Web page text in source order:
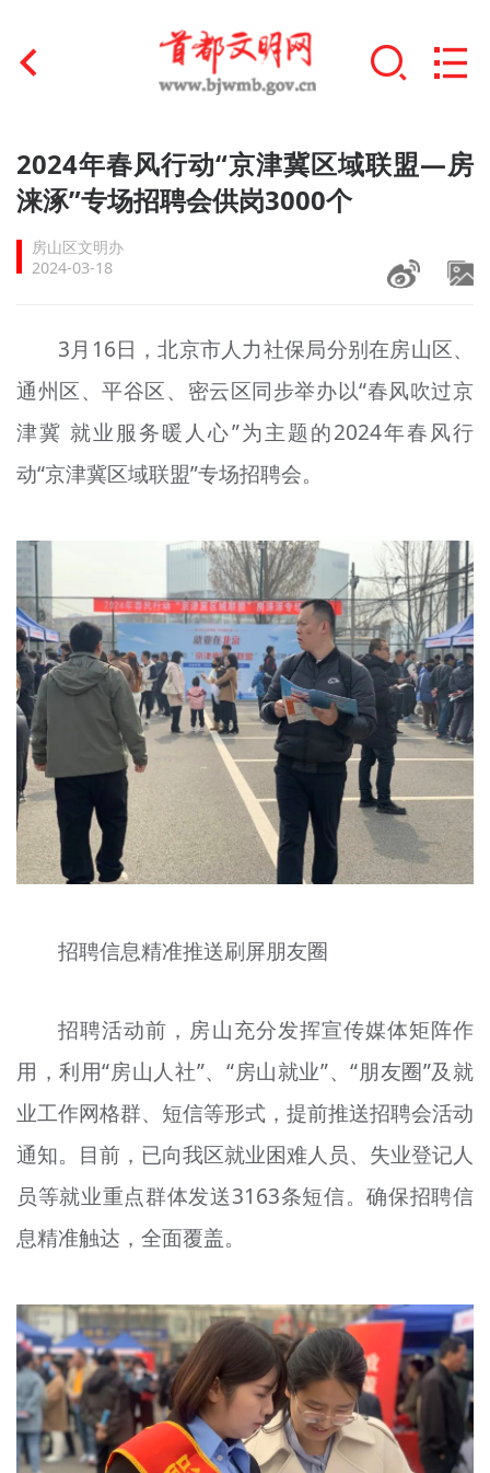
首页
文明创建
文明实践
未成年人思想道德建设
榜样人物
+
身边好人
北京宣传文化引导基金
宣传思想文化人才
专题
资料库
+
2024年春风行动“京津冀区域联盟—房
涞涿”专场招聘会供岗3000个
房山区文明办
2024-03-18
3月16日，北京市人力社保局分别在房山区、
通州区、平谷区、密云区同步举办以“春风吹过京
津冀 就业服务暖人心”为主题的2024年春风行
动“京津冀区域联盟”专场招聘会。
招聘信息精准推送刷屏朋友圈
招聘活动前，房山充分发挥宣传媒体矩阵作
用，利用“房山人社”、“房山就业”、“朋友圈”及就
业工作网格群、短信等形式，提前推送招聘会活动
通知。目前，已向我区就业困难人员、失业登记人
员等就业重点群体发送3163条短信。确保招聘信
息精准触达，全面覆盖。